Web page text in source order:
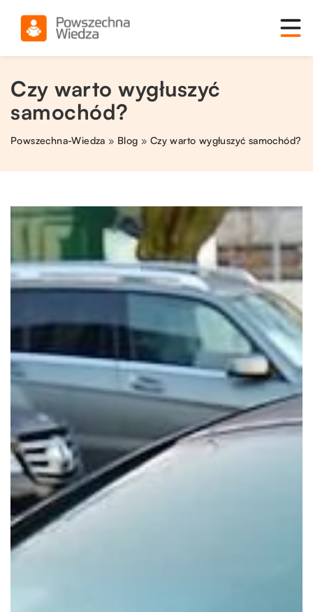
Czy warto wygłuszyć
samochód?
Powszechna-Wiedza » Blog » Czy warto wygłuszyć samochód?